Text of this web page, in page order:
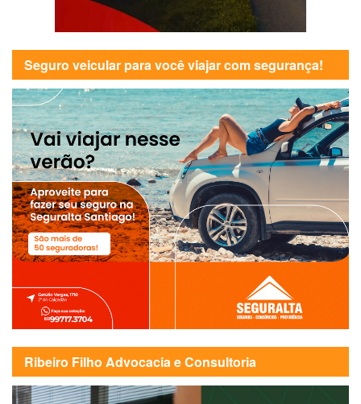
Seguro veicular para você viajar com segurança!
Ribeiro Filho Advocacia e Consultoria